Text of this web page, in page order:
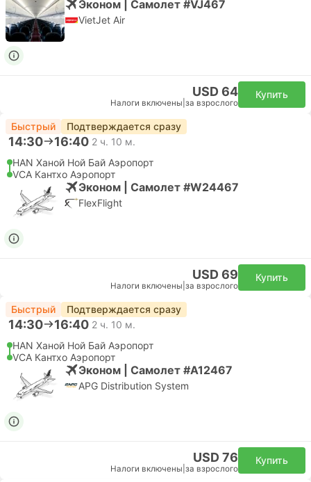
Эконом | Самолет #VJ467
VietJet Air
USD 64
Налоги включены за взрослого
Купить
Быстрый Подтверждается сразу
14:30 16:40 2 ч. 10 м.
HAN Ханой Ной Бай Аэропорт
VCA Кантхо Аэропорт
Эконом | Самолет #W24467
FlexFlight
USD 69
Налоги включены за взрослого
Купить
Быстрый Подтверждается сразу
14:30 16:40 2 ч. 10 м.
HAN Ханой Ной Бай Аэропорт
VCA Кантхо Аэропорт
Эконом | Самолет #A12467
APG Distribution System
USD 76
Налоги включены за взрослого
Купить